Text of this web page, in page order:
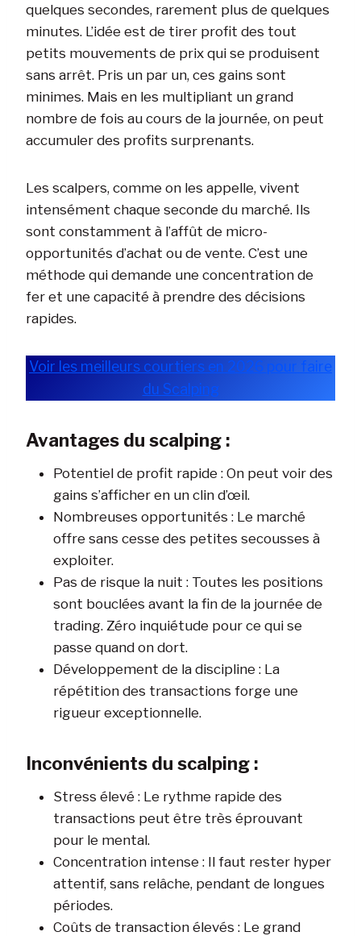
quelques secondes, rarement plus de quelques
minutes. L’idée est de tirer profit des tout
petits mouvements de prix qui se produisent
sans arrêt. Pris un par un, ces gains sont
minimes. Mais en les multipliant un grand
nombre de fois au cours de la journée, on peut
accumuler des profits surprenants.
Les scalpers, comme on les appelle, vivent
intensément chaque seconde du marché. Ils
sont constamment à l’affût de micro-
opportunités d’achat ou de vente. C’est une
méthode qui demande une concentration de
fer et une capacité à prendre des décisions
rapides.
Voir les meilleurs courtiers en 2026 pour faire
du Scalping
Avantages du scalping :
Potentiel de profit rapide : On peut voir des
gains s’afficher en un clin d’œil.
Nombreuses opportunités : Le marché
offre sans cesse des petites secousses à
exploiter.
Pas de risque la nuit : Toutes les positions
sont bouclées avant la fin de la journée de
trading. Zéro inquiétude pour ce qui se
passe quand on dort.
Développement de la discipline : La
répétition des transactions forge une
rigueur exceptionnelle.
Inconvénients du scalping :
Stress élevé : Le rythme rapide des
transactions peut être très éprouvant
pour le mental.
Concentration intense : Il faut rester hyper
attentif, sans relâche, pendant de longues
périodes.
Coûts de transaction élevés : Le grand